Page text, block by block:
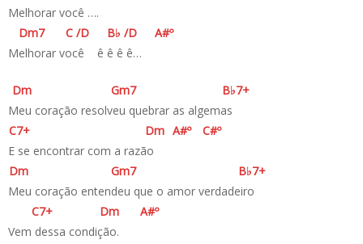
Melhorar você ….
Dm7 C /D B♭ /D A#º
Melhorar você ê ê ê ê…
Dm Gm7 B♭7+
Meu coração resolveu quebrar as algemas
C7+ Dm A#º C#º
E se encontrar com a razão
Dm Gm7 B♭7+
Meu coração entendeu que o amor verdadeiro
C7+ Dm A#º
Vem dessa condição.